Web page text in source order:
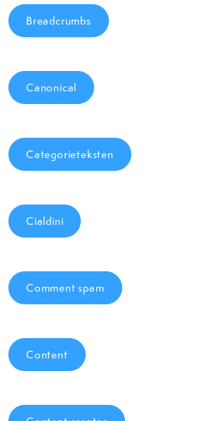
Breadcrumbs
Canonical
Categorieteksten
Cialdini
Comment spam
Content